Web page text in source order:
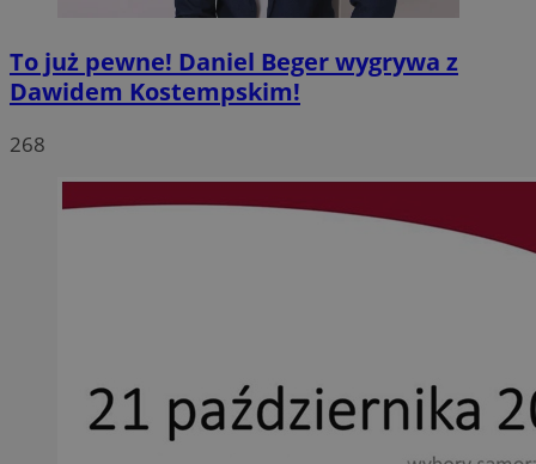
To już pewne! Daniel Beger wygrywa z
Dawidem Kostempskim!
268